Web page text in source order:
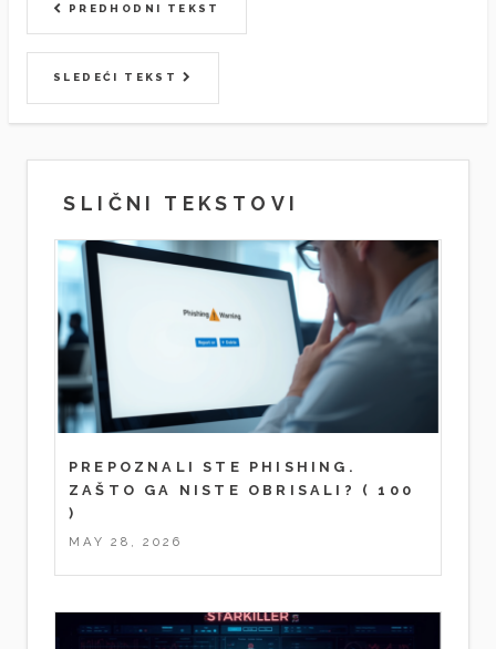
PREDHODNI TEKST
SLEDEĆI TEKST
SLIČNI TEKSTOVI
PREPOZNALI STE PHISHING.
ZAŠTO GA NISTE OBRISALI?
( 100
)
MAY 28, 2026